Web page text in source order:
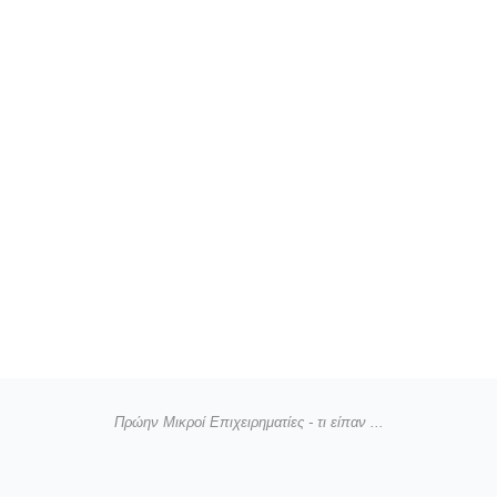
Πρώην Μικροί Επιχειρηματίες - τι είπαν ...